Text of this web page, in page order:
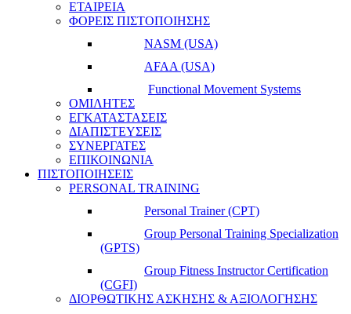
ΕΤΑΙΡΕΙΑ
ΦΟΡΕΙΣ ΠΙΣΤΟΠΟΙΗΣΗΣ
NASM (USA)
AFAA (USA)
Functional Movement Systems
ΟΜΙΛΗΤΕΣ
ΕΓΚΑΤΑΣΤΑΣΕΙΣ
ΔΙΑΠΙΣΤΕΥΣΕΙΣ
ΣΥΝΕΡΓΑΤΕΣ
ΕΠΙΚΟΙΝΩΝΙΑ
ΠΙΣΤΟΠΟΙΗΣΕΙΣ
PERSONAL TRAINING
Personal Trainer (CPT)
Group Personal Training Specialization
(GPTS)
Group Fitness Instructor Certification
(CGFI)
ΔΙΟΡΘΩΤΙΚΗΣ ΑΣΚΗΣΗΣ & ΑΞΙΟΛΟΓΗΣΗΣ